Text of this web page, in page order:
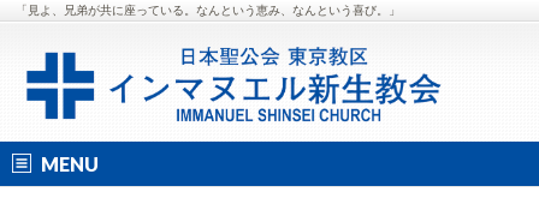
「見よ、兄弟が共に座っている。なんという恵み、なんという喜び。」
MENU